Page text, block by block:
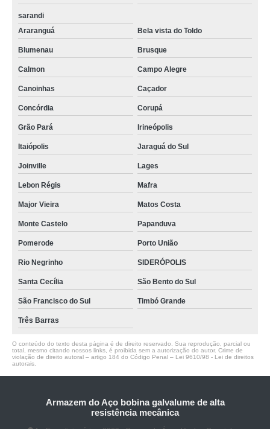
sarandi
Araranguá
Bela vista do Toldo
Blumenau Brusque
Calmon Campo Alegre
Canoinhas Caçador
Concórdia Corupá
Grão Pará Irineópolis
Itaiópolis Jaraguá do Sul
Joinville Lages
Lebon Régis Mafra
Major Vieira Matos Costa
Monte Castelo Papanduva
Pomerode Porto União
Rio Negrinho SIDERÓPOLIS
Santa Cecília São Bento do Sul
São Francisco do Sul Timbó Grande
Três Barras
O conteúdo do texto desta página é de direito reservado. Sua reprodução, parcial ou
total, mesmo citando nossos links, é proibida sem a autorização do autor. Crime de
violação de direito autoral – artigo 184 do Código Penal – Lei 9610/98 - Lei de direitos
autorais
Armazem do Aço bobina galvalume de alta
resistência mecânica